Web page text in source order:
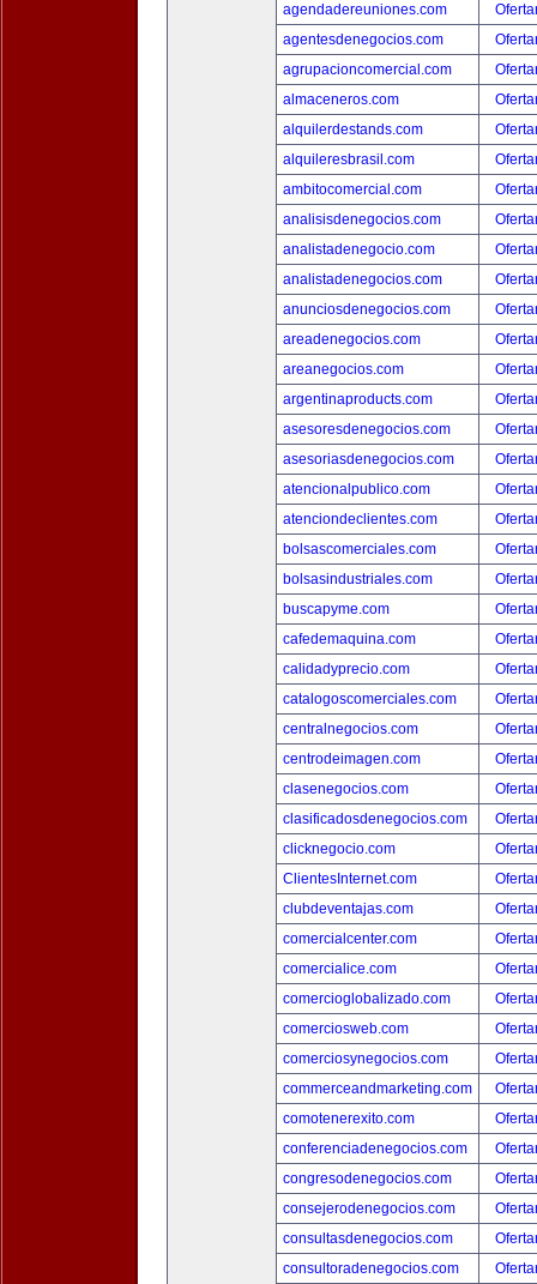
agendadereuniones.com
agentesdenegocios.com
agrupacioncomercial.com
almaceneros.com
alquilerdestands.com
alquileresbrasil.com
ambitocomercial.com
analisisdenegocios.com
analistadenegocio.com
analistadenegocios.com
anunciosdenegocios.com
areadenegocios.com
areanegocios.com
argentinaproducts.com
asesoresdenegocios.com
asesoriasdenegocios.com
atencionalpublico.com
atenciondeclientes.com
bolsascomerciales.com
bolsasindustriales.com
buscapyme.com
cafedemaquina.com
calidadyprecio.com
catalogoscomerciales.com
centralnegocios.com
centrodeimagen.com
clasenegocios.com
clasificadosdenegocios.com
clicknegocio.com
ClientesInternet.com
clubdeventajas.com
comercialcenter.com
comercialice.com
comercioglobalizado.com
comerciosweb.com
comerciosynegocios.com
commerceandmarketing.com
comotenerexito.com
conferenciadenegocios.com
congresodenegocios.com
consejerodenegocios.com
consultasdenegocios.com
consultoradenegocios.com